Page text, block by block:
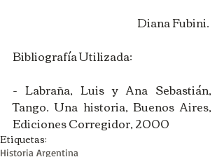
Diana Fubini.
Bibliografía Utilizada:
- Labraña, Luis y Ana Sebastián,
Tango. Una historia, Buenos Aires,
Ediciones Corregidor, 2000
Etiquetas:
Historia Argentina